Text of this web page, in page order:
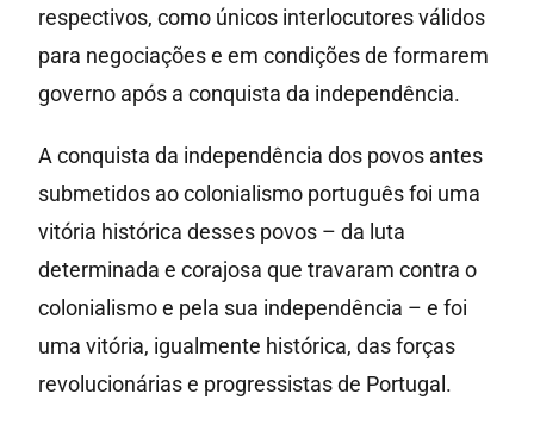
respectivos, como únicos interlocutores válidos
para negociações e em condições de formarem
governo após a conquista da independência.
A conquista da independência dos povos antes
submetidos ao colonialismo português foi uma
vitória histórica desses povos – da luta
determinada e corajosa que travaram contra o
colonialismo e pela sua independência – e foi
uma vitória, igualmente histórica, das forças
revolucionárias e progressistas de Portugal.